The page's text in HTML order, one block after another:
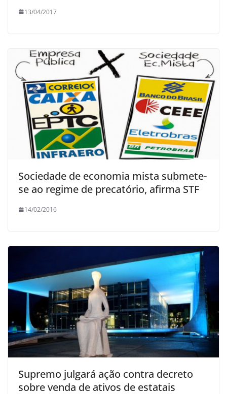
13/04/2017
Sociedade de economia mista submete-
se ao regime de precatório, afirma STF
14/02/2016
Supremo julgará ação contra decreto
sobre venda de ativos de estatais